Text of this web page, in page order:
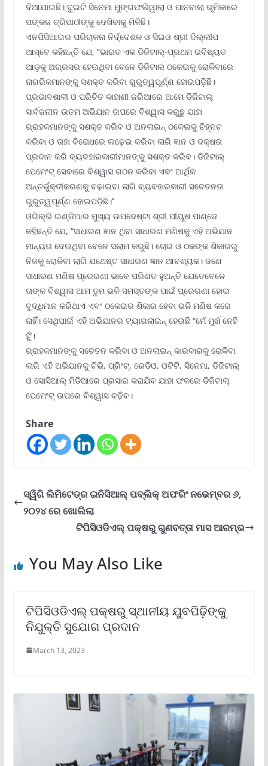
ଦିଆଯାଇଛି। ଦୁଇଟି ସିନେମା ମୁଙ୍ଗଫଲିୱାଲା ଓ ପାନବାଲା ଭୂମିକାରେ
ପଙ୍କଜ ତ୍ରିପାଠୀଙ୍କୁ ଦେଖିବାକୁ ମିଳିଛି।
ଏନପିସିଆଇର ପରିଚାଳନା ନିର୍ଦ୍ଦେଶକ ଓ ସିଇଓ ଶ୍ରୀ ଦିଲ୍ଲୀପ
ଆସ୍‌ବେ କହିଛନ୍ତି ଯେ, “ଭାରତ ଏକ ଡିଜିଟାଲ୍‌-ପ୍ରଥମ ଭବିଷ୍ୟତ
ଆଡ଼କୁ ଅଗ୍ରସର ହେଉଥିବା ବେଳେ ଡିଜିଟାଲ ଠକେଇକୁ ରୋକିବାରେ
ନାଗରିକମାନଙ୍କୁ ସଶକ୍ତ କରିବା ଗୁରୁତ୍ୱପୂର୍ଣ୍ଣ ହୋଇପଡ଼ିଛି।
ପ୍ରଭାବଶାଳୀ ଓ ପରିଚିତ କାହାଣୀ ଜରିଆରେ ଆମେ ଡିଜିଟାଲ୍
ସାର୍ବଜନୀନ ଉତମ ଅଭିଯାନ ଉପରେ ବିଶ୍ୱାସ କରୁଛୁ ଯାହା
ଗ୍ରାହକମାନଙ୍କୁ ସଶକ୍ତ କରିବ ଓ ଅନଲାଇନ୍ ଠକେଇକୁ ଚିହ୍ନଟ
କରିବା ଓ ତାହା ବିରୋଧରେ ଲଢ଼େଇ କରିବା ଲାଗି ଜ୍ଞାନ ଓ ଦକ୍ଷତା
ପ୍ରଦାନ କରି ବ୍ୟବହାରକାରୀମାନଙ୍କୁ ସଶକ୍ତ କରିବ। ଡିଜିଟାଲ୍
ପେମେଂଟ୍ ସେବାରେ ବିଶ୍ୱାସ ଗଠନ କରିବା ଏବଂ ଆର୍ଥିକ
ଅନ୍ତର୍ଭୁକ୍ତୀକରଣକୁ ବଢ଼ାଇବା ଲାଗି ବ୍ୟବହାରକାରୀ ସଚେତନତା
ଗୁରୁତ୍ୱପୂର୍ଣ୍ଣ ହୋଇପଡ଼ିଛି।’’
ଓଗିଲ୍‌ଭି ଇଣ୍ଡିଆର ମୁଖ୍ୟ ଉପଦେଷ୍ଟା ଶ୍ରୀ ପୀୟୂଷ ପାଣ୍ଡେ
କହିଛନ୍ତି ଯେ, “ସାଧାରଣ ଜ୍ଞାନ ଥିବା ସାଧାରଣ ମଣିଷକୁ ଏହି ଅଭିଯାନ
ମାନ୍ୟତା ଦେଉଥିବା ବେଳେ ସଲାମ କରୁଛି। ଚୋର ଓ ଠକଙ୍କ ଶିକାରରୁ
ନିଜକୁ ରୋକିବା ଲାଗି ଯଥେଷ୍ଟ ସାଧାରଣ ଜ୍ଞାନ ଆବଶ୍ୟକ। ଜଣେ
ସାଧାରଣ ମଣିଷ ପ୍ରେରଣା ଭାବେ ପରିଣତ ହୁଅନ୍ତି ଯେତେବେଳେ
ତାଙ୍କ ବିଶ୍ୱାସ ଆମ ତୁମ ଭଳି ସମସ୍ତଙ୍କ ପାଇଁ ପ୍ରେରଣା ହୋଇ
ବୁଦ୍ଧିମାନ କରିଥାଏ ଏବଂ ଠକେଇର ଶିକାର ହେବା ଭଳି ମଣିଷ କରେ
ନାହିଁ। ସେଥିପାଇଁ ଏହି ଅଭିଯାନର ଟ୍ୟାଗଲାଇନ୍ ହେଉଛି “ମେଁ ମୁର୍ଖ ନେହି
ହୁଁ’।
ଗ୍ରାହକମାନଙ୍କୁ ସଚେତନ କରିବା ଓ ଅନଲାଇନ୍ କାରବାରକୁ ରୋକିବା
ଲାଗି ଏହି ଅଭିଯାନକୁ ଟିଭି, ପ୍ରିଂଟ୍‌, ରେଡିଓ, ଓଟିଟି, ସିନେମା, ଡିଜିଟାଲ୍
ଓ ସୋସିଆଲ୍ ମିଡିଆରେ ପ୍ରସାର କରାଯିବ ଯାହା ଫଳରେ ଡିଜିଟାଲ୍
ପେମେଂଟ୍ ଉପରେ ବିଶ୍ୱାସ ବଢ଼ିବ।
Share
ସ୍ୱିଗି ଲିମିଟେଡ୍‌ର ଇନିସିଆଲ୍ ପବ୍ଲିକ୍ ଅଫରିଂ ନଭେମ୍ବର ୬,
୨୦୨୪ ରେ ଖୋଲିଲା
ଟିପିସିଓଡିଏଲ୍ ପକ୍ଷରୁ ଗୁଣବତ୍ତା ମାସ ଆରମ୍ଭ
You May Also Like
ଟିପିସିଓଡିଏଲ୍ ପକ୍ଷରୁ ସ୍ଥାନୀୟ ଯୁବପିଢ଼ିଙ୍କୁ
ନିଯୁକ୍ତି ସୁଯୋଗ ପ୍ରଦାନ
March 13, 2023